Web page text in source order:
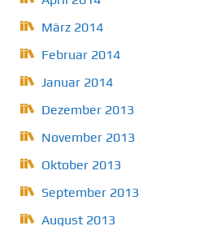
März 2014
Februar 2014
Januar 2014
Dezember 2013
November 2013
Oktober 2013
September 2013
August 2013